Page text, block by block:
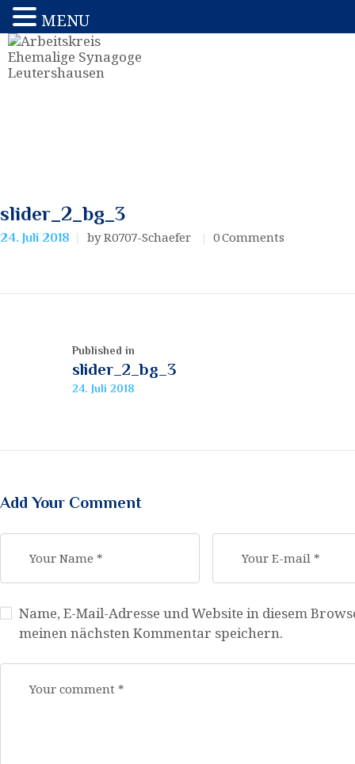
slider_2_bg_3
24. Juli 2018 by R0707-Schaefer 0Comments
Published in
slider_2_bg_3
24. Juli 2018
Add Your Comment
Name, E-Mail-Adresse und Website in diesem
meinen nächsten Kommentar speichern.
MENU